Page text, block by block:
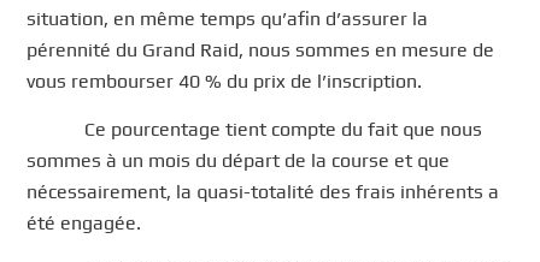
situation, en même temps qu’afin d’assurer la
pérennité du Grand Raid, nous sommes en mesure de
vous rembourser 40 % du prix de l’inscription.
Ce pourcentage tient compte du fait que nous
sommes à un mois du départ de la course et que
nécessairement, la quasi-totalité des frais inhérents a
été engagée.